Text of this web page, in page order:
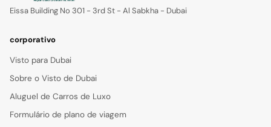
Eissa Building No 301 - 3rd St - Al Sabkha - Dubai
corporativo
Visto para Dubai
Sobre o Visto de Dubai
Aluguel de Carros de Luxo
Formulário de plano de viagem